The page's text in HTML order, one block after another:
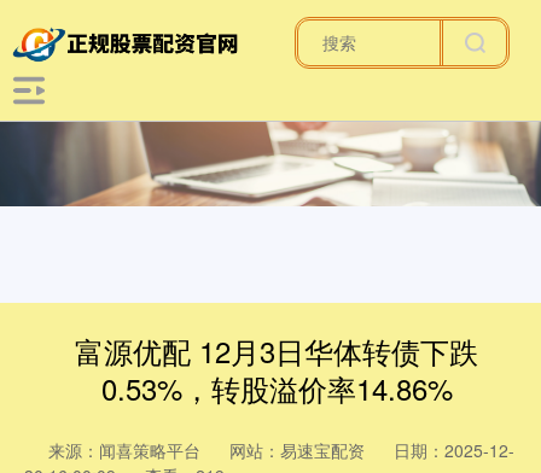
富源优配 12月3日华体转债下跌
0.53%，转股溢价率14.86%
来源：闻喜策略平台 网站：易速宝配资
日期：2025-12-